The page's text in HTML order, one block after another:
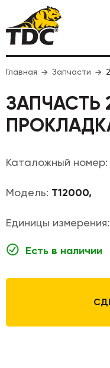
Главная Запчасти
ЗАПЧАСТЬ
Каталожный номер:
Модель: T12000,
Единицы измерения:
Есть в наличии